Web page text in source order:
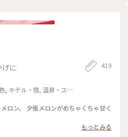
に
, ホテル・宿, 温泉・ス
419
ロン。 夕張メロンがめちゃくちゃ甘く
もっとみる